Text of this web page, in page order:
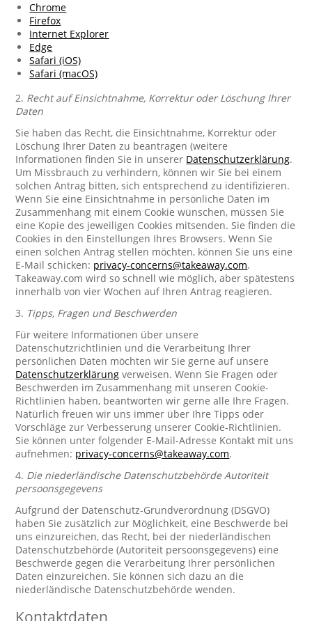
Chrome
Firefox
Internet Explorer
Edge
Safari (iOS)
Safari (macOS)
2. Recht auf Einsichtnahme, Korrektur oder Löschung Ihrer
Daten
Sie haben das Recht, die Einsichtnahme, Korrektur oder
Löschung Ihrer Daten zu beantragen (weitere
Informationen finden Sie in unserer Datenschutzerklärung.
Um Missbrauch zu verhindern, können wir Sie bei einem
solchen Antrag bitten, sich entsprechend zu identifizieren.
Wenn Sie eine Einsichtnahme in persönliche Daten im
Zusammenhang mit einem Cookie wünschen, müssen Sie
eine Kopie des jeweiligen Cookies mitsenden. Sie finden die
Cookies in den Einstellungen Ihres Browsers. Wenn Sie
einen solchen Antrag stellen möchten, können Sie uns eine
E-Mail schicken: privacy-concerns@takeaway.com.
Takeaway.com wird so schnell wie möglich, aber spätestens
innerhalb von vier Wochen auf Ihren Antrag reagieren.
3. Tipps, Fragen und Beschwerden
Für weitere Informationen über unsere
Datenschutzrichtlinien und die Verarbeitung Ihrer
persönlichen Daten möchten wir Sie gerne auf unsere
Datenschutzerklärung verweisen. Wenn Sie Fragen oder
Beschwerden im Zusammenhang mit unseren Cookie-
Richtlinien haben, beantworten wir gerne alle Ihre Fragen.
Natürlich freuen wir uns immer über Ihre Tipps oder
Vorschläge zur Verbesserung unserer Cookie-Richtlinien.
Sie können unter folgender E-Mail-Adresse Kontakt mit uns
aufnehmen: privacy-concerns@takeaway.com.
4. Die niederländische Datenschutzbehörde Autoriteit
persoonsgegevens
Aufgrund der Datenschutz-Grundverordnung (DSGVO)
haben Sie zusätzlich zur Möglichkeit, eine Beschwerde bei
uns einzureichen, das Recht, bei der niederländischen
Datenschutzbehörde (Autoriteit persoonsgegevens) eine
Beschwerde gegen die Verarbeitung Ihrer persönlichen
Daten einzureichen. Sie können sich dazu an die
niederländische Datenschutzbehörde wenden.
Kontaktdaten